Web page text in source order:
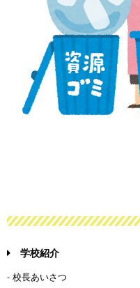
学校紹介
- 校長あいさつ